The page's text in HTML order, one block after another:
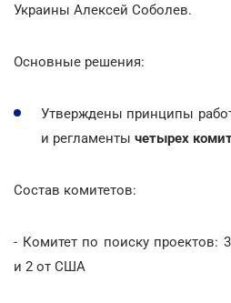
Украины Алексей Соболев.
Основные решения:
Утверждены принципы
и регламенты четырех
Состав комитетов:
- Комитет по поиску проектов:
и 2 от США